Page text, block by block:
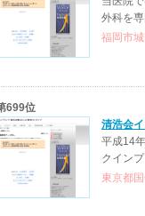
外科を専
福岡市
699位
清浩会
平成14
クイン
東京都